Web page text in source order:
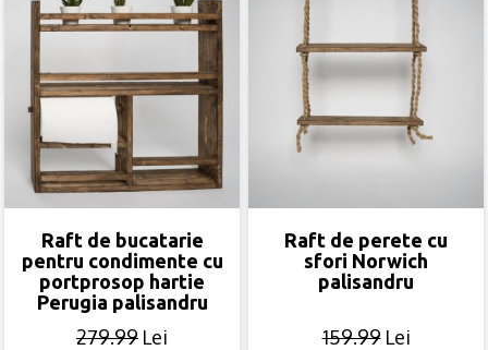
Raft de bucatarie
pentru condimente cu
portprosop hartie
Perugia palisandru
279.99 Lei
Raft de perete cu
sfori Norwich
palisandru
159.99 Lei